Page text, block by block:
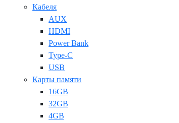
Кабеля
AUX
HDMI
Power Bank
Type-C
USB
Карты памяти
16GB
32GB
4GB